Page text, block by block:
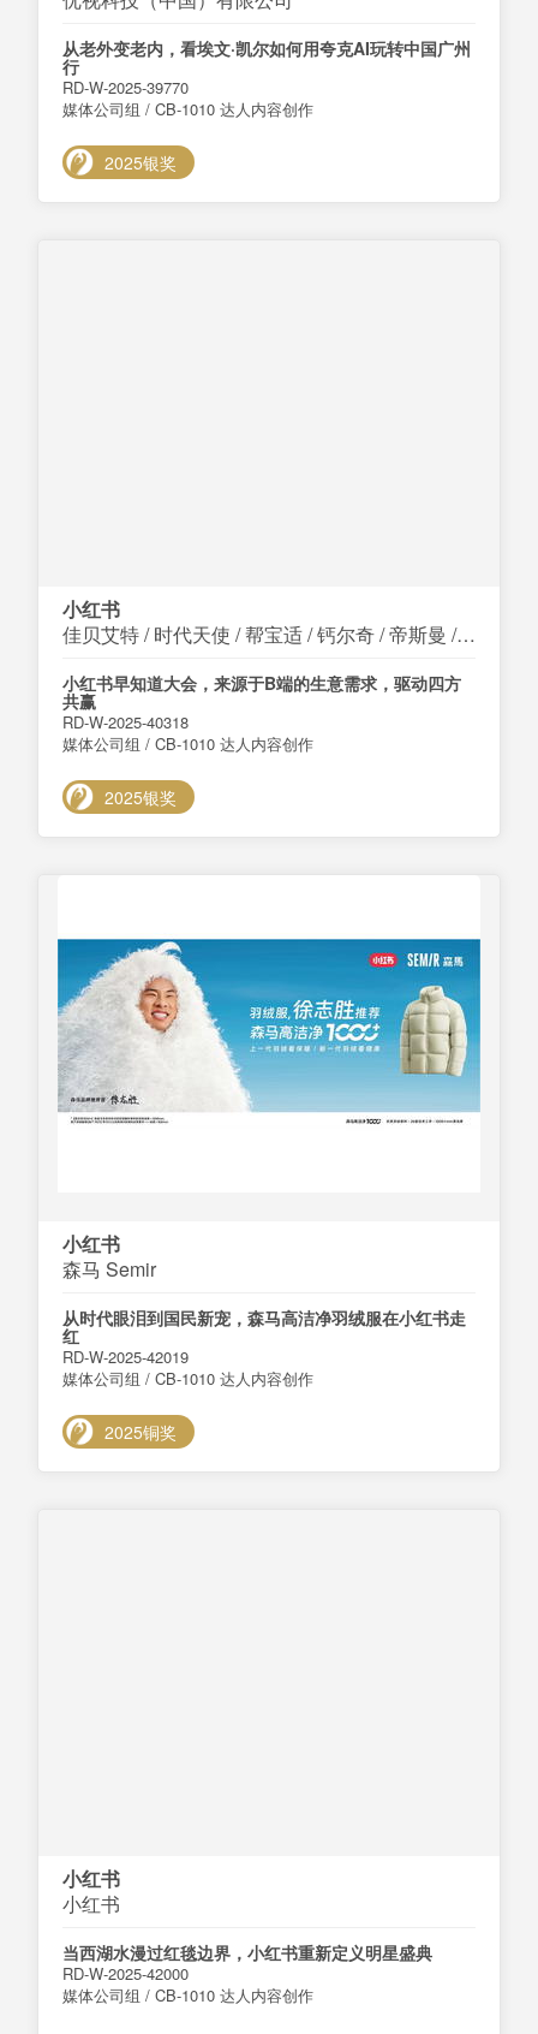
从老外变老内，看埃文·凯尔如何用夸克AI玩转中国广州
行
RD-W-2025-39770
媒体公司组 / CB-1010 达人内容创作
2025银奖
小红书
佳贝艾特 / 时代天使 / 帮宝适 / 钙尔奇 / 帝斯曼 / 100年润发 / fancl / 太太乐 / 五谷磨房
小红书早知道大会，来源于B端的生意需求，驱动四方
共赢
RD-W-2025-40318
媒体公司组 / CB-1010 达人内容创作
2025银奖
小红书
森马 Semir
从时代眼泪到国民新宠，森马高洁净羽绒服在小红书走
红
RD-W-2025-42019
媒体公司组 / CB-1010 达人内容创作
2025铜奖
小红书
小红书
当西湖水漫过红毯边界，小红书重新定义明星盛典
RD-W-2025-42000
媒体公司组 / CB-1010 达人内容创作